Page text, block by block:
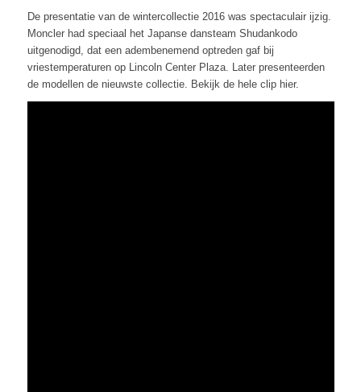
De presentatie van de wintercollectie 2016 was spectaculair ijzig.
Moncler had speciaal het Japanse dansteam Shudankodo
uitgenodigd, dat een adembenemend optreden gaf bij
vriestemperaturen op Lincoln Center Plaza. Later presenteerden
de modellen de nieuwste collectie. Bekijk de hele clip hier.